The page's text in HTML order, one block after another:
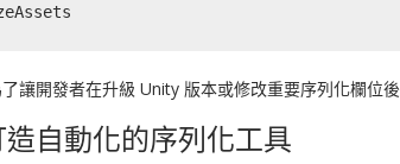
讓開發者在升級 Unity 版本或修改重要序列化欄
自動化的序列化工具